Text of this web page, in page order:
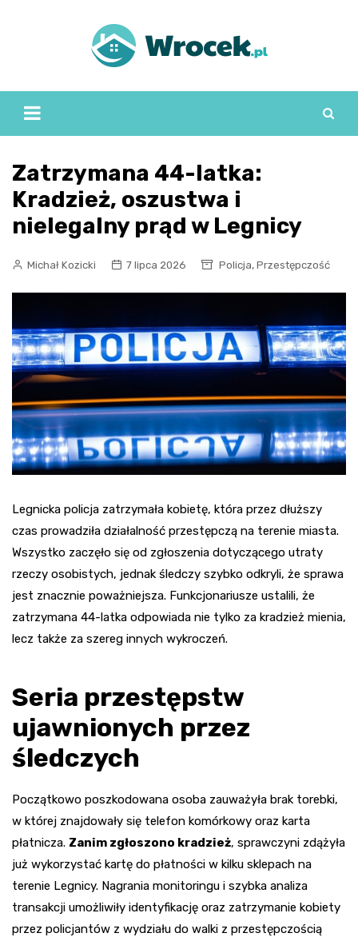
Zatrzymana 44-latka:
Kradzież, oszustwa i
nielegalny prąd w Legnicy
Michał Kozicki 7 lipca 2026 Policja, Przestępczość
Legnicka policja zatrzymała kobietę, która przez dłuższy
czas prowadziła działalność przestępczą na terenie miasta.
Wszystko zaczęło się od zgłoszenia dotyczącego utraty
rzeczy osobistych, jednak śledczy szybko odkryli, że sprawa
jest znacznie poważniejsza. Funkcjonariusze ustalili, że
zatrzymana 44-latka odpowiada nie tylko za kradzież mienia,
lecz także za szereg innych wykroczeń.
Seria przestępstw
ujawnionych przez
śledczych
Początkowo poszkodowana osoba zauważyła brak torebki,
w której znajdowały się telefon komórkowy oraz karta
płatnicza. Zanim zgłoszono kradzież, sprawczyni zdążyła
już wykorzystać kartę do płatności w kilku sklepach na
terenie Legnicy. Nagrania monitoringu i szybka analiza
transakcji umożliwiły identyfikację oraz zatrzymanie kobiety
przez policjantów z wydziału do walki z przestępczością